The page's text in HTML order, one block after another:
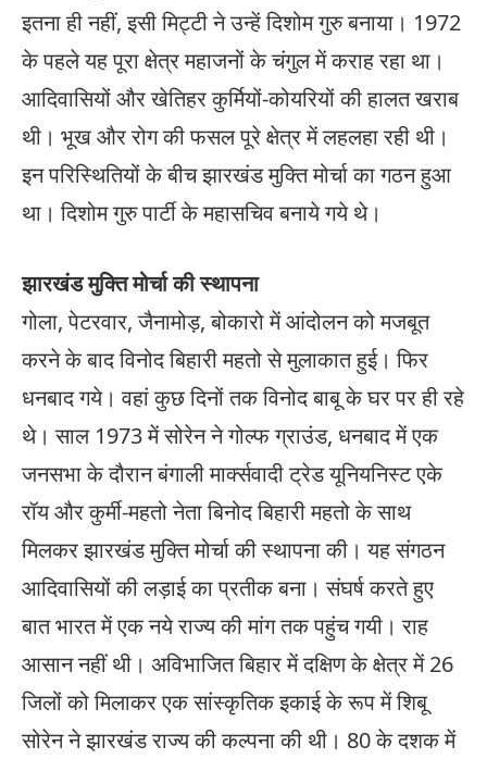
इतना ही नहीं, इसी मिट्टी ने उन्हें दिशोम गुरु बनाया। 1972
के पहले यह पूरा क्षेत्र महाजनों के चंगुल में कराह रहा था।
आदिवासियों और खेतिहर कुर्मियों-कोयरियों की हालत खराब
थी। भूख और रोग की फसल पूरे क्षेत्र में लहलहा रही थी।
इन परिस्थितियों के बीच झारखंड मुक्ति मोर्चा का गठन हुआ
था। दिशोम गुरु पार्टी के महासचिव बनाये गये थे।
झारखंड मुक्ति मोर्चा की स्थापना
गोला, पेटरवार, जैनामोड़, बोकारो में आंदोलन को मजबूत
करने के बाद विनोद बिहारी महतो से मुलाकात हुई। फिर
धनबाद गये। वहां कुछ दिनों तक विनोद बाबू के घर पर ही रहे
थे। साल 1973 में सोरेन ने गोल्फ ग्राउंड, धनबाद में एक
जनसभा के दौरान बंगाली मार्क्सवादी ट्रेड यूनियनिस्ट एके
रॉय और कुर्मी-महतो नेता बिनोद बिहारी महतो के साथ
मिलकर झारखंड मुक्ति मोर्चा की स्थापना की। यह संगठन
आदिवासियों की लड़ाई का प्रतीक बना। संघर्ष करते हुए
बात भारत में एक नये राज्य की मांग तक पहुंच गयी। राह
आसान नहीं थी। अविभाजित बिहार में दक्षिण के क्षेत्र में 26
जिलों को मिलाकर एक सांस्कृतिक इकाई के रूप में शिबू
सोरेन ने झारखंड राज्य की कल्पना की थी। 80 के दशक में